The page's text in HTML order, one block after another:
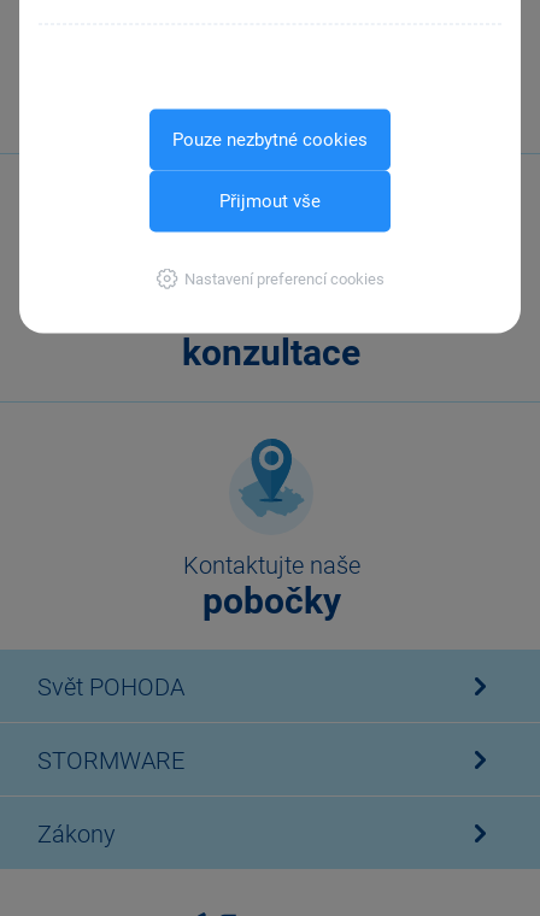
Pouze nezbytné cookies
Přijmout vše
Nastavení preferencí cookies
podpora
konzultace
Kontaktujte naše
pobočky
Svět POHODA
STORMWARE
Zákony